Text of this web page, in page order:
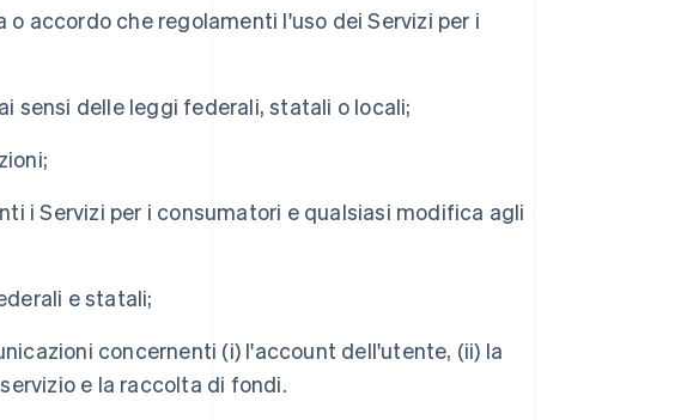
accordo che regolamenti l'uso dei Servizi per i
sensi delle leggi federali, statali o locali;
i Servizi per i consumatori e qualsiasi modifica agli
e statali;
concernenti (i) l'account dell'utente, (ii) la
e la raccolta di fondi.